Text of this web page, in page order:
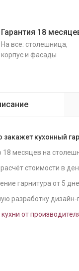
Гарантия 18
На все: столешница,
корпус и фасады
закажет кухонный
18 месяцев на
стоимости в
гарнитура от 5
разработку дизайн-
кухни от